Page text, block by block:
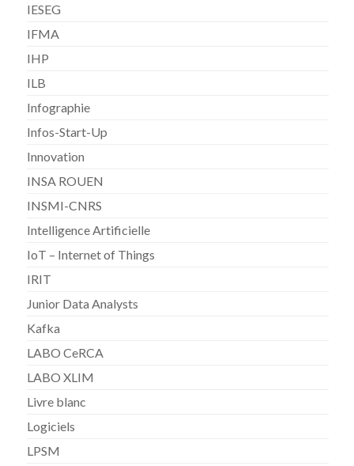
IESEG
IFMA
IHP
ILB
Infographie
Infos-Start-Up
Innovation
INSA ROUEN
INSMI-CNRS
Intelligence Artificielle
IoT – Internet of Things
IRIT
Junior Data Analysts
Kafka
LABO CeRCA
LABO XLIM
Livre blanc
Logiciels
LPSM